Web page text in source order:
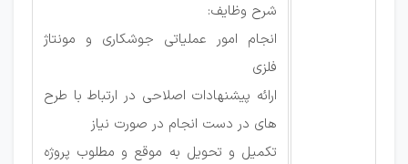
شرح وظایف:
انجام امور عملیاتی جوشکاری و مونتاژ
فلزی
ارائه پیشنهادات اصلاحی در ارتباط با طرح
های در دست انجام در صورت نیاز
تکمیل و تحویل به موقع و مطلوب پروژه